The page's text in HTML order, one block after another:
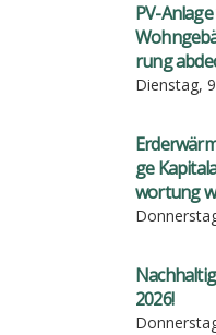
PV-
rung
Dienstag,
ge
wor­tung
2026!